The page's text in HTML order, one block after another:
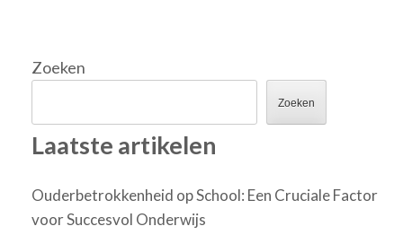
Zoeken
Zoeken
Laatste artikelen
Ouderbetrokkenheid op School: Een Cruciale Factor
voor Succesvol Onderwijs